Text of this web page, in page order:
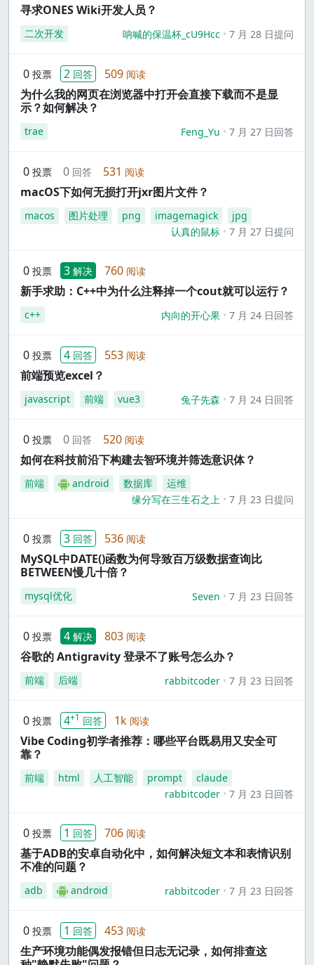
寻求ONES Wiki开发人员？
二次开发 呐喊的保温杯_cU9Hcc 7 月 28 日提问
0 投票 2 回答 509 阅读
为什么我的网页在浏览器中打开会直接下载而不是显
示？如何解决？
trae Feng_Yu 7 月 27 日回答
0 投票 0 回答 531 阅读
macOS下如何无损打开jxr图片文件？
macos 图片处理 png imagemagick
jpg
认真的鼠标
7 月 27 日提问
0 投票 3 解决 760 阅读
新手求助：C++中为什么注释掉一个cout就可以运行？
c++ 内向的开心果 7 月 24 日回答
0 投票 4 回答 553 阅读
前端预览excel？
javascript 前端 vue3 兔子先森 7 月 24 日回答
0 投票 0 回答 520 阅读
如何在科技前沿下构建去智环境并筛选意识体？
前端 android 数据库
运维
缘分写在三生石之上
7 月 23 日提问
0 投票 3 回答 536 阅读
MySQL中DATE()函数为何导致百万级数据查询比
BETWEEN慢几十倍？
mysql优化 Seven 7 月 23 日回答
0 投票 4 解决 803 阅读
谷歌的 Antigravity 登录不了账号怎么办？
前端 后端 rabbitcoder 7 月 23 日回答
0 投票 4+1 回答 1k 阅读
Vibe Coding初学者推荐：哪些平台既易用又安全可
靠？
前端 html 人工智能 prompt
claude
rabbitcoder
7 月 23 日回答
0 投票 1 回答 706 阅读
基于ADB的安卓自动化中，如何解决短文本和表情识别
不准的问题？
adb android rabbitcoder 7 月 23 日回答
0 投票 1 回答 453 阅读
生产环境功能偶发报错但日志无记录，如何排查这